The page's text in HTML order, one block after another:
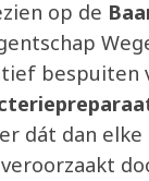
op de
bespuiten
dát dan